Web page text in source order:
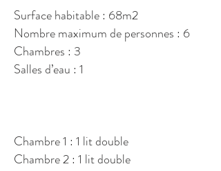
Surface habitable : 68m2
Nombre maximum de personnes : 6
Chambres : 3
Salles d’eau : 1
Chambre 1 : 1 lit double
Chambre 2 : 1 lit double